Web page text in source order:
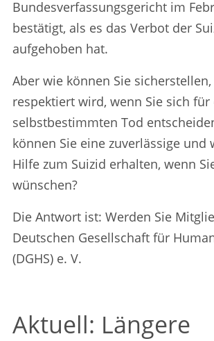
Bundesverfassungsgericht im
bestätigt, als es das Verbot der
aufgehoben hat.
Aber wie können Sie
respektiert wird, wenn Sie sich für
selbstbestimmten Tod
können Sie eine zuverlässige und
Hilfe zum Suizid erhalten, wenn
wünschen?
Die Antwort ist: Werden Sie
Deutschen Gesellschaft für
(DGHS) e. V.
Aktuell: Längere